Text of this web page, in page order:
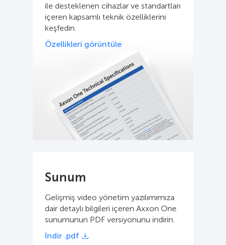
ile desteklenen cihazlar ve standartları
içeren kapsamlı teknik özelliklerini
keşfedin.
Özellikleri görüntüle
Sunum
Gelişmiş video yönetim yazılımımıza
dair detaylı bilgileri içeren Axxon One
sunumunun PDF versiyonunu indirin.
İndir .pdf